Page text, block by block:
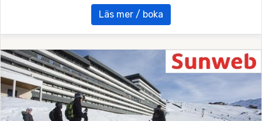
Läs mer / boka